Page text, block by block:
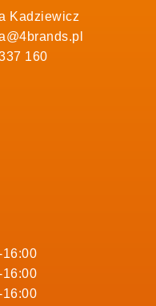
Kadziewicz
160
16:00
16:00
16:00